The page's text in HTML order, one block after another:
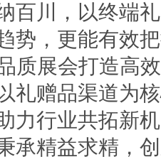
百川，以终端
势，更能有效
质展会打造高
礼赠品渠道为
力行业共拓新
承精益求精，